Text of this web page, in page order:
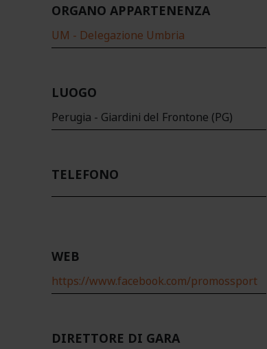
ORGANO APPARTENENZA
UM - Delegazione Umbria
LUOGO
Perugia - Giardini del Frontone (PG)
TELEFONO
WEB
https://www.facebook.com/promossport
DIRETTORE DI GARA